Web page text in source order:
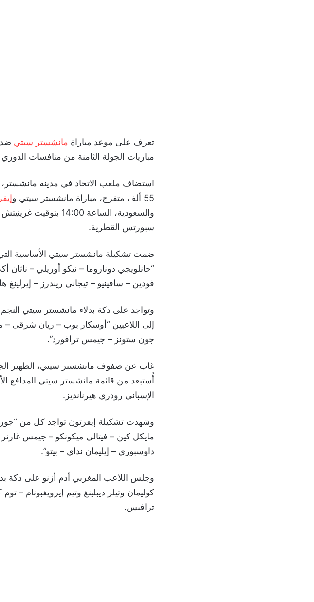
تعرف على موعد مباراة مانشستر سيتي
مباريات الجولة الثامنة من منافسات الدوري
55 ألف متفرج، مباراة مانشستر سيتي و
سبورتس القطرية.
ضمت تشكيلة مانشستر سيتي الأساسية التي
“جانلويجي دوناروما – نيكو أوريلي –
فودين – سافينيو – تيجاني ريندرز – إيرلينغ
وتواجد على دكة بدلاء مانشستر سيتي النجم
إلى اللاعبين “أوسكار بوب – ريان شرقي –
جون ستونز – جيمس ترافورد”.
غاب عن صفوف مانشستر سيتي، الظهير
أُستبعد من قائمة مانشستر سيتي المدافع
الإسباني رودري هيرنانديز.
وشهدت تشكيلة إيفرتون تواجد كل من
مايكل كين – فيتالي ميكونكو – جيمس غارنر
داوسبوري – إيليمان نداي – بيتو”.
وجلس اللاعب المغربي أدم أزنو على دكة
كوليمان وتيلر ديبلينغ وتيم إيرويغبونام
ترافيس.